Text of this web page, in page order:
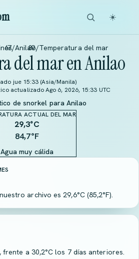
☀️
/Anilao/Temperatura del mar
del mar en Anilao
jue 15:33 (Asia/Manila)
actualizado Ago 6, 2026, 15:33 UTC
de snorkel para Anilao
ACTUAL DEL MAR
29,3°C
84,7°F
Agua muy cálida
archivo es 29,6°C (85,2°F).
frente a 30,2°C los 7 días anteriores.